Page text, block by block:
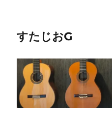
すたじおG